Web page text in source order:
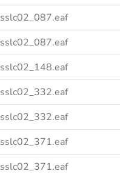
sslc02_087.eaf
sslc02_087.eaf
sslc02_148.eaf
sslc02_332.eaf
sslc02_332.eaf
sslc02_371.eaf
sslc02_371.eaf